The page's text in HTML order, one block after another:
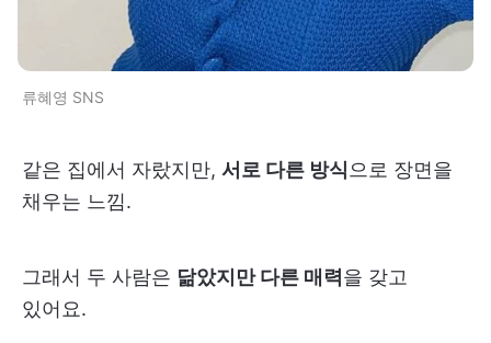
류혜영 SNS
같은 집에서 자랐지만, 서로 다른 방식 으로 장면을
채우는 느낌.
그래서 두 사람은 닮았지만 다른 매력 을 갖고
있어요.